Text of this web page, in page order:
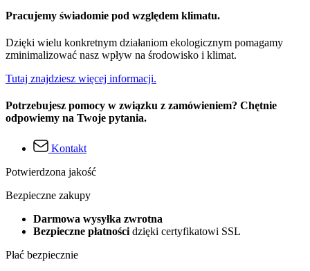
Pracujemy świadomie pod względem klimatu.
Dzięki wielu konkretnym działaniom ekologicznym pomagamy
zminimalizować nasz wpływ na środowisko i klimat.
Tutaj znajdziesz więcej informacji.
Potrzebujesz pomocy w związku z zamówieniem? Chętnie
odpowiemy na Twoje pytania.
Kontakt
Potwierdzona jakość
Bezpieczne zakupy
Darmowa wysyłka zwrotna
Bezpieczne płatności dzięki certyfikatowi SSL
Płać bezpiecznie